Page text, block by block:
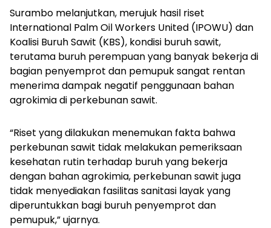
Surambo melanjutkan, merujuk hasil riset
International Palm Oil Workers United (IPOWU) dan
Koalisi Buruh Sawit (KBS), kondisi buruh sawit,
terutama buruh perempuan yang banyak bekerja di
bagian penyemprot dan pemupuk sangat rentan
menerima dampak negatif penggunaan bahan
agrokimia di perkebunan sawit.
“Riset yang dilakukan menemukan fakta bahwa
perkebunan sawit tidak melakukan pemeriksaan
kesehatan rutin terhadap buruh yang bekerja
dengan bahan agrokimia, perkebunan sawit juga
tidak menyediakan fasilitas sanitasi layak yang
diperuntukkan bagi buruh penyemprot dan
pemupuk,” ujarnya.